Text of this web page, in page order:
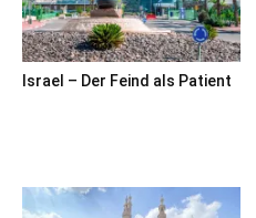
Israel – Der Feind als Patient